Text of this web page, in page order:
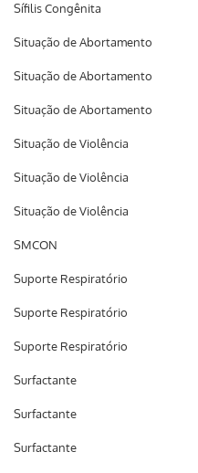
Sífilis Congênita
Situação de Abortamento
Situação de Abortamento
Situação de Abortamento
Situação de Violência
Situação de Violência
Situação de Violência
SMCON
Suporte Respiratório
Suporte Respiratório
Suporte Respiratório
Surfactante
Surfactante
Surfactante